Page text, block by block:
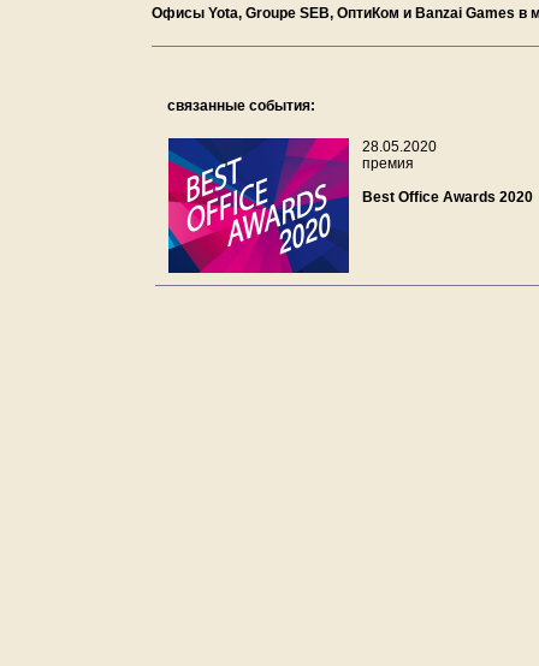
Офисы Yota, Groupe SEB, ОптиКом и Banzai Games
связанные события:
28.05.2020
премия
Best Office Awards 2020